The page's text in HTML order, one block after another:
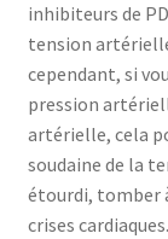
inhibiteurs de
tension
cependant, si
pression
artérielle, cela
soudaine de la
étourdi, tomber
crises